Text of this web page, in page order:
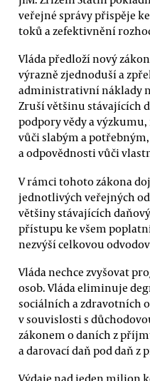
veřejné správy přispěje
toků a zefektivnění
Vláda předloží nový
výrazně zjednoduší a
administrativní náklady
Zruší většinu stávajících
podpory vědy a
vůči slabým a
a odpovědnosti vůči
V rámci tohoto zákona
jednotlivých veřejných
většiny stávajících
přístupu ke všem
nezvýší celkovou
Vláda nechce zvyšovat
osob. Vláda eliminuje
sociálních a zdravotních
v souvislosti s
zákonem o daních z
a darovací daň pod daň z